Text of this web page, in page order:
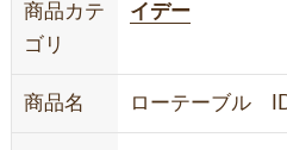
商品カテ
ゴリ
イデー
商品名 ローテーブル